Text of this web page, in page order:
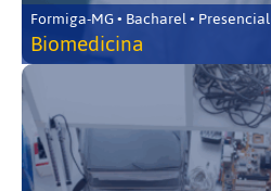
Formiga-MG • Bacharel • Presencial
Biomedicina